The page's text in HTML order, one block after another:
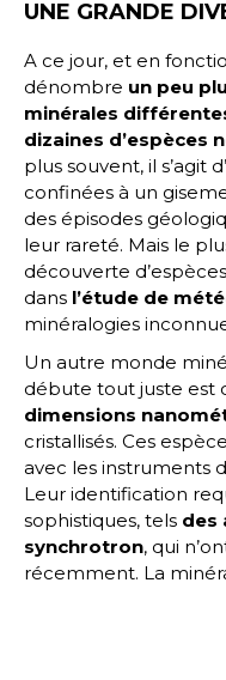
UNE GRANDE
A ce jour, et en
dénombre un peu
minérales
dizaines d’espèces
plus souvent, il s’agit
confinées à un
des épisodes
leur rareté. Mais le
découverte
dans l’étude de
minéralogies
Un autre monde
débute tout juste est
dimensions
cristallisés. Ces
avec les instruments
Leur identification
sophistiques, tels des
synchrotron, qui
récemment. La